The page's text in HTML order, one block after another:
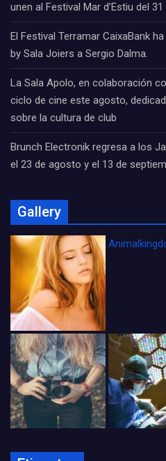
unen al Festival Mar d’Estiu del
El Festival Terramar CaixaBank
by Sala Joiers a Sergio Dalma.
La Sala Apolo, en colaboración
ciclo de cine este agosto,
sobre la cultura de club
Brunch Electronik regresa a los
el 23 de agosto y el 13 de
Gallery